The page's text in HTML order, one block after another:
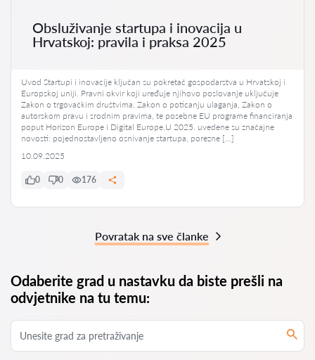
Obsluživanje startupa i inovacija u
Hrvatskoj: pravila i praksa 2025
Uvod Startupi i inovacije ključan su pokretač gospodarstva u Hrvatskoj i
Europskoj uniji. Pravni okvir koji uređuje njihovo poslovanje uključuje
Zakon o trgovačkim društvima, Zakon o poticanju ulaganja, Zakon o
autorskom pravu i srodnim pravima, te posebne EU programe financiranja
poput Horizon Europe i Digital Europe.U 2025. uvedene su značajne
novosti: pojednostavljeno osnivanje startupa, porezne […]
10.09.2025
0 0 176
Povratak na sve članke
Odaberite grad u nastavku da biste prešli na
odvjetnike na tu temu: